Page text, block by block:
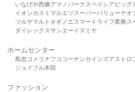
いなげや西條アマノパークスベイシア ビッグ
イオンカスミ マルエツスーパーバリューヤオ
ツルヤマルト オギノ エスマート ライフ業務ス
ダイレックスサンエーイズミヤ
ホームセンター
島忠 コメリ ナフコ コーナンカインズアストロ
ジョイフル本田
ファッション